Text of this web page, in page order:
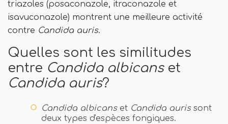
triazoles (posaconazole, itraconazole et
isavuconazole) montrent une meilleure activité
contre Candida auris.
Quelles sont les similitudes
entre Candida albicanset
Candida auris?
Candida albicanset Candida aurissont
deux types d'espèces fongiques.